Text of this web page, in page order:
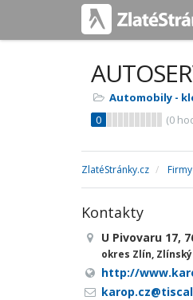
Automobily -
0
(0
ZlatéStránky.cz Firmy
Kontakty
U Pivovaru 17,
okres Zlín,
http://